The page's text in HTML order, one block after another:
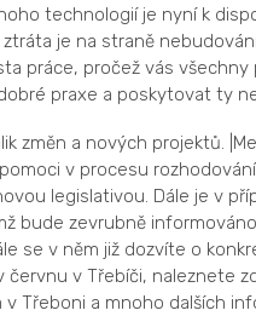
technologií je nyní k
ztráta je na straně
práce, pročež vás
praxe a poskytovat ty
změn a nových projektů.
v procesu
legislativou. Dále je v
bude zevrubně
se v něm již dozvíte o
červnu v Třebíči, naleznete
Třeboni a mnoho dalších